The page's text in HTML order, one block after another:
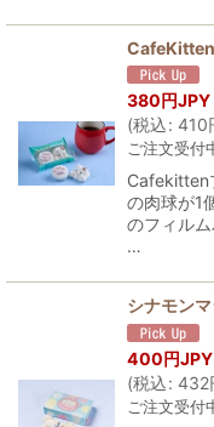
CafeKitten
380円JPY
(税込: 410
ご注文受付
Cafekitten
の肉球が1
のフィル
…
シナモン
400円JPY
(税込: 432
ご注文受付